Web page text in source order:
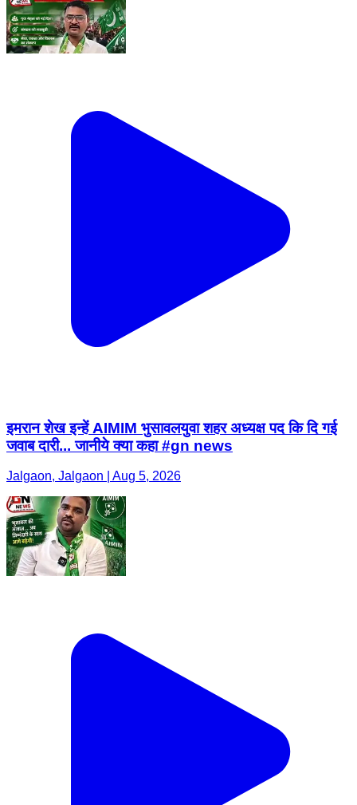
इमरान शेख इन्हें AIMIM भुसावलयुवा शहर अध्यक्ष पद कि दि गई
जवाब दारी... जानीये क्या कहा #gn news
Jalgaon, Jalgaon | Aug 5, 2026